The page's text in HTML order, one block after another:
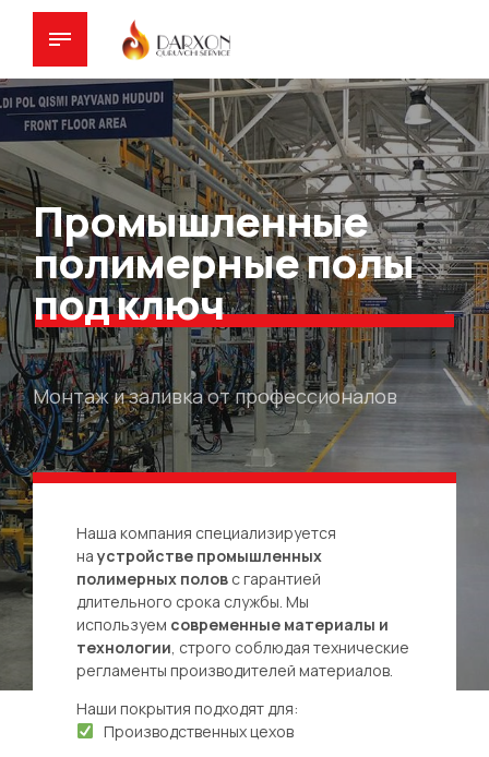
Промышленные
полимерные полы
под ключ
Монтаж и заливка от профессионалов
Наша компания специализируется
на устройстве промышленных
полимерных полов с гарантией
длительного срока службы. Мы
используем современные материалы и
технологии , строго соблюдая технические
регламенты производителей материалов.
Наши покрытия подходят для:
Производственных цехов